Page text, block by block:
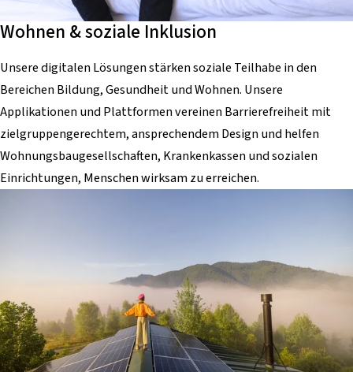
Wohnen & soziale Inklusion
Unsere digitalen Lösungen stärken soziale Teilhabe in den
Bereichen Bildung, Gesundheit und Wohnen. Unsere
Applikationen und Plattformen vereinen Barrierefreiheit mit
zielgruppengerechtem, ansprechendem Design und helfen
Wohnungsbaugesellschaften, Krankenkassen und sozialen
Einrichtungen, Menschen wirksam zu erreichen.